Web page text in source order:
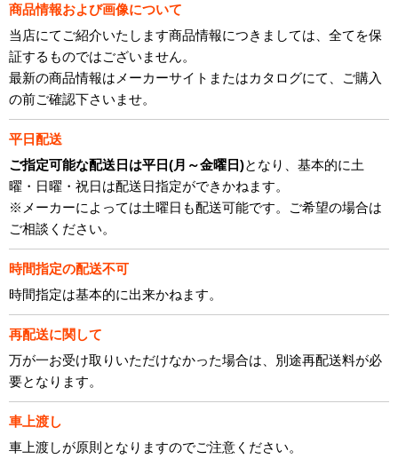
商品情報および画像について
当店にてご紹介いたします商品情報につきましては、全てを保
証するものではございません。
最新の商品情報はメーカーサイトまたはカタログにて、ご購入
の前ご確認下さいませ。
平日配送
ご指定可能な配送日は平日(月～金曜日)となり、基本的に土
曜・日曜・祝日は配送日指定ができかねます。
※メーカーによっては土曜日も配送可能です。ご希望の場合は
ご相談ください。
時間指定の配送不可
時間指定は基本的に出来かねます。
再配送に関して
万が一お受け取りいただけなかった場合は、別途再配送料が必
要となります。
車上渡し
車上渡しが原則となりますのでご注意ください。